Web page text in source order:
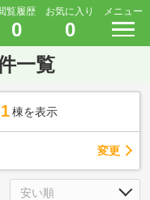
覧履歴
0
お気に入り
0
メニュー
一覧
棟を表示
変更